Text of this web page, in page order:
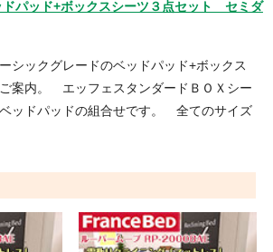
パッド+ボックスシーツ３点セット セミダ
シックグレードのベッドパッド+ボックス
案内。 エッフェスタンダードＢＯＸシー
ッドパッドの組合せです。 全てのサイズ